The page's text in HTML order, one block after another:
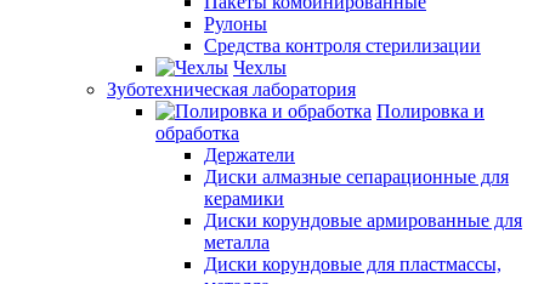
Рулоны
Средства контроля стерилизации
Чехлы
Зуботехническая лаборатория
Полировка и
обработка
Держатели
Диски алмазные сепарационные для
керамики
Диски корундовые армированные для
металла
Диски корундовые для пластмассы,